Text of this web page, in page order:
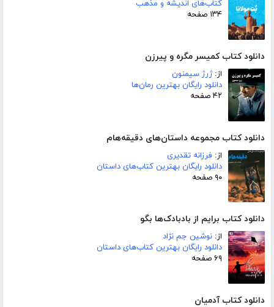
کتاب‌های اندیشه و مذهب
۱۳۴ صفحه
دانلود کتاب کمیسر مگره و پیرزن
از:ژرژ سیمنون
دانلود رایگان بهترین رمان‌ها
۴۲ صفحه
دانلود کتاب مجموعه داستان‌های دقیقه‌هام
از: فرزانه تقدیری
دانلود رایگان بهترین کتاب‌های داستان
۹۰ صفحه
دانلود کتاب برایم از بادبادک‌ها بگو
از: نوشین جم نژاد
دانلود رایگان بهترین کتاب‌های داستان
۶۹ صفحه
دانلود کتاب آدمیان